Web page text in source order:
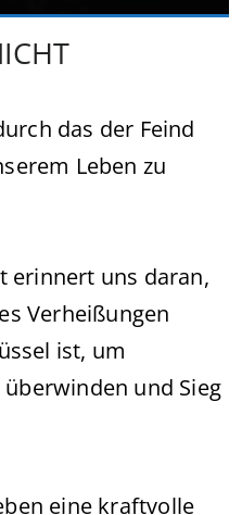
das der Feind
Leben zu
erinnert uns daran,
Verheißungen
ist, um
und Sieg
eine kraftvolle